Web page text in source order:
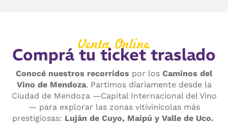
Venta Online
Comprá tu ticket traslado
Conocé nuestros recorridos por los Caminos del
Vino de Mendoza. Partimos diariamente desde la
Ciudad de Mendoza —Capital Internacional del Vino
— para explorar las zonas vitivinícolas más
prestigiosas: Luján de Cuyo, Maipú y Valle de Uco.